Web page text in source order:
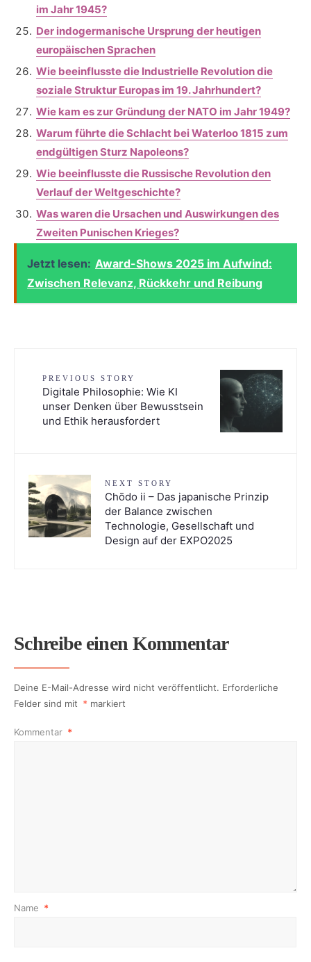
im Jahr 1945?
Der indogermanische Ursprung der heutigen
europäischen Sprachen
Wie beeinflusste die Industrielle Revolution die
soziale Struktur Europas im 19. Jahrhundert?
Wie kam es zur Gründung der NATO im Jahr 1949?
Warum führte die Schlacht bei Waterloo 1815 zum
endgültigen Sturz Napoleons?
Wie beeinflusste die Russische Revolution den
Verlauf der Weltgeschichte?
Was waren die Ursachen und Auswirkungen des
Zweiten Punischen Krieges?
Jetzt lesen: Award-Shows 2025 im Aufwind:
Zwischen Relevanz, Rückkehr und Reibung
PREVIOUS STORY
Digitale Philosophie: Wie KI
unser Denken über Bewusstsein
und Ethik herausfordert
NEXT STORY
Chōdo ii – Das japanische Prinzip
der Balance zwischen
Technologie, Gesellschaft und
Design auf der EXPO2025
Schreibe einen Kommentar
Deine E-Mail-Adresse wird nicht veröffentlicht. Erforderliche
Felder sind mit * markiert
Kommentar *
Name *